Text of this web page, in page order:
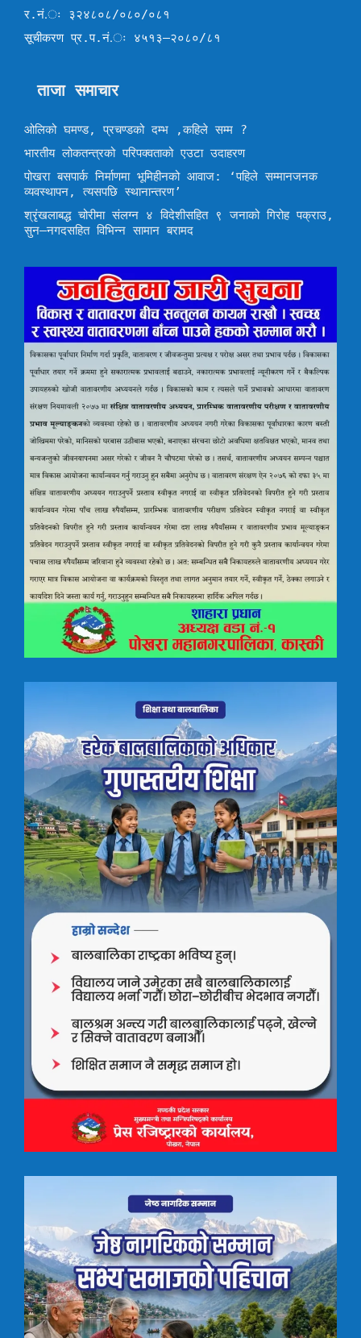
र.नं.ः ३२४८०८/०८०/०८१
सूचीकरण प्र.प.नं.ः ४५१३–२०८०/८१
ताजा समाचार
ओलिको घमण्ड, प्रचण्डको दम्भ ,कहिले सम्म ?
भारतीय लोकतन्त्रको परिपक्वताको एउटा उदाहरण
पोखरा बसपार्क निर्माणमा भूमिहीनको आवाज: ‘पहिले सम्मानजनक
व्यवस्थापन, त्यसपछि स्थानान्तरण’
श्रृंखलाबद्ध चोरीमा संलग्न ४ विदेशीसहित ९ जनाको गिरोह पक्राउ,
सुन–नगदसहित विभिन्न सामान बरामद